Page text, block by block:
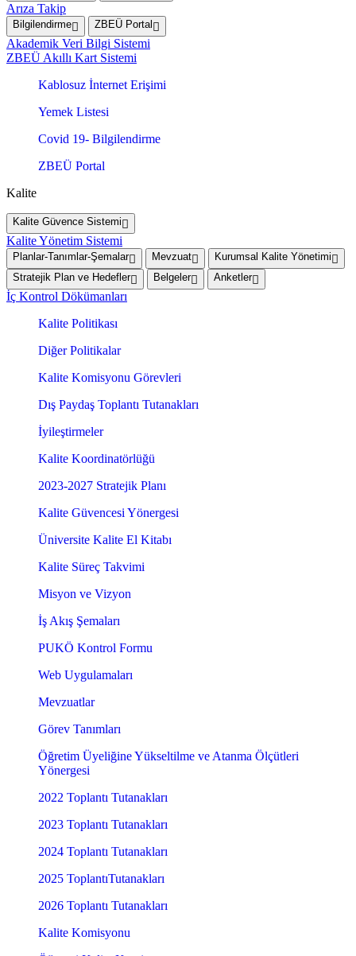
Arıza Takip
Bilgilendirme ZBEÜ Portal
Akademik Veri Bilgi Sistemi
ZBEÜ Akıllı Kart Sistemi
Kablosuz İnternet Erişimi
Yemek Listesi
Covid 19- Bilgilendirme
ZBEÜ Portal
Kalite
Kalite Güvence Sistemi
Kalite Yönetim Sistemi
Planlar-Tanımlar-Şemalar Mevzuat
Kurumsal Kalite Yönetimi
Stratejik Plan ve Hedefler
Belgeler Anketler
İç Kontrol Dökümanları
Kalite Politikası
Diğer Politikalar
Kalite Komisyonu Görevleri
Dış Paydaş Toplantı Tutanakları
İyileştirmeler
Kalite Koordinatörlüğü
2023-2027 Stratejik Planı
Kalite Güvencesi Yönergesi
Üniversite Kalite El Kitabı
Kalite Süreç Takvimi
Misyon ve Vizyon
İş Akış Şemaları
PUKÖ Kontrol Formu
Web Uygulamaları
Mevzuatlar
Görev Tanımları
Öğretim Üyeliğine Yükseltilme ve Atanma Ölçütleri
Yönergesi
2022 Toplantı Tutanakları
2023 Toplantı Tutanakları
2024 Toplantı Tutanakları
2025 ToplantıTutanakları
2026 Toplantı Tutanakları
Kalite Komisyonu